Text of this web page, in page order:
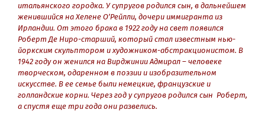
итальянского городка. У супругов родился сын, в дальнейшем
женившийся на Хелене О’Рейлли, дочери иммигранта из
Ирландии. От этого брака в 1922 году на свет появился
Роберт Де Ниро-старший, который стал известным нью-
йоркским скульптором и художником-абстракционистом. В
1942 году он женился на Вирджинии Адмирал – человеке
творческом, одаренном в поэзии и изобразительном
искусстве. В ее семье были немецкие, французские и
голландские корни. Через год у супругов родился сын Роберт,
а спустя еще три года они развелись.